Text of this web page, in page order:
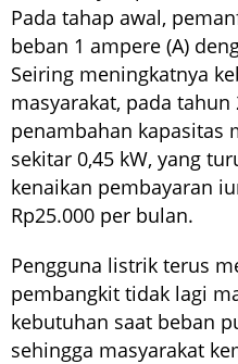
Pada tahap awal,
beban 1 ampere (A)
Seiring meningkatnya
masyarakat, pada tahun
penambahan kapasitas
sekitar 0,45 kW, yang
kenaikan pembayaran
Rp25.000 per bulan.
Pengguna listrik terus
pembangkit tidak lagi
kebutuhan saat beban
sehingga masyarakat